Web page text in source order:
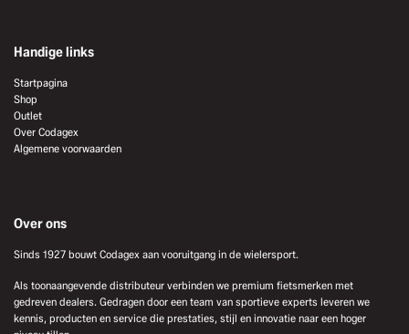
Handige links
Startpagina
Shop
Outlet
Over Codagex
Algemene voorwaarden
Over ons
Sinds 1927 bouwt Codagex aan vooruitgang in de wielersport.
Als toonaangevende distributeur verbinden we premium fietsmerken met
gedreven dealers. Gedragen door een team van sportieve experts leveren we
kennis, producten en service die prestaties, stijl en innovatie naar een hoger